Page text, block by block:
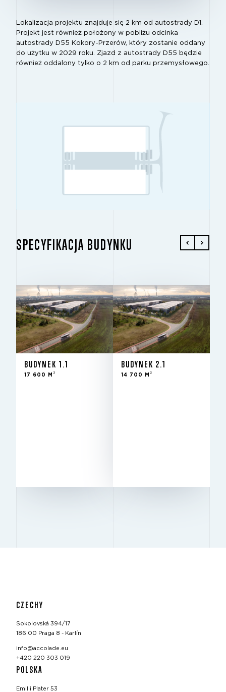
Lokalizacja projektu znajduje się 2 km od autostrady D1.
Projekt jest również położony w pobliżu odcinka
autostrady D55 Kokory-Przerów, który zostanie oddany
do użytku w 2029 roku. Zjazd z autostrady D55 będzie
również oddalony tylko o 2 km od parku przemysłowego.
SPECYFIKACJA BUDYNKU
BUDYNEK 1.1
17 600 M
2
BUDYNEK 1.1
17 600 M
2
STAN
Do
- nowy
BUDYNEK 2.1
14 700 M
2
BUDYNEK 2.1
14 700 M
2
STAN
Do
- nowy
CZECHY
Sokolovská 394/17
186 00 Praga 8 - Karlín
info@accolade.eu
+420 220 303 019
POLSKA
Emilii Plater 53